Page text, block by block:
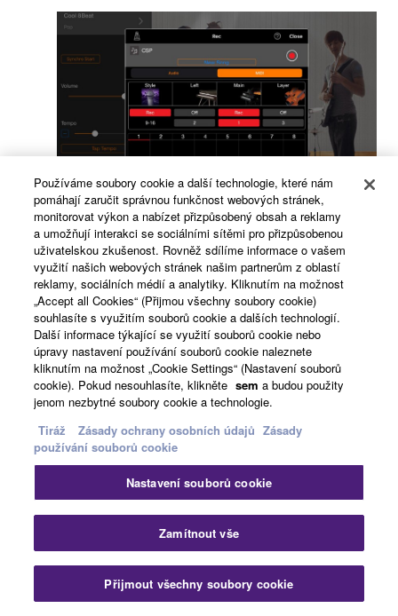
VÍCESTOPÉ NAHRÁVÁNÍ
Související produkty
CSP-295
Vlajkový model série
Clavinova CSP-200 je
Používáme soubory cookie a další technologie, které nám
pomáhají zaručit správnou funkčnost webových stránek,
monitorovat výkon a nabízet přizpůsobený obsah a reklamy
a umožňují interakci se sociálními sítěmi pro přizpůsobenou
uživatelskou zkušenost. Rovněž sdílíme informace o vašem
využití našich webových stránek našim partnerům z oblastí
reklamy, sociálních médií a analytiky. Kliknutím na možnost
„Accept all Cookies“ (Přijmou všechny soubory cookie)
souhlasíte s využitím souborů cookie a dalších technologií.
Další informace týkající se využití souborů cookie nebo
úpravy nastavení používání souborů cookie naleznete
kliknutím na možnost „Cookie Settings“ (Nastavení souborů
cookie). Pokud nesouhlasíte, klikněte sem a budou použity
jenom nezbytné soubory cookie a technologie.
Tiráž
Zásady ochrany osobních údajů Zásady
používání souborů cookie
Nastavení souborů cookie
Zamítnout vše
Přijmout všechny soubory cookie